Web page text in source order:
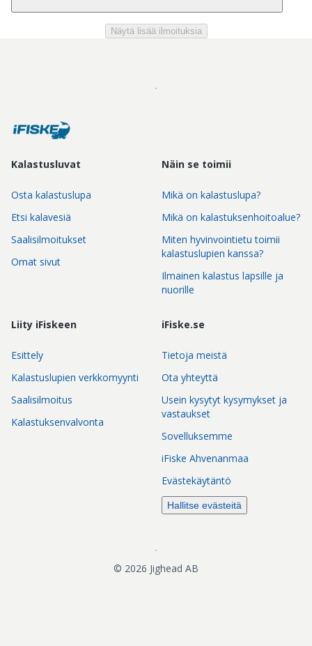
Näytä lisää ilmoituksia
Kalastusluvat
Osta kalastuslupa
Etsi kalavesiä
Saalisilmoitukset
Omat sivut
Näin se toimii
Mikä on kalastuslupa?
Mikä on kalastuksenhoitoalue?
Miten hyvinvointietu toimii
kalastuslupien kanssa?
Ilmainen kalastus lapsille ja
nuorille
Liity iFiskeen
Esittely
Kalastuslupien verkkomyynti
Saalisilmoitus
Kalastuksenvalvonta
iFiske.se
Tietoja meistä
Ota yhteyttä
Usein kysytyt kysymykset ja
vastaukset
Sovelluksemme
iFiske Ahvenanmaa
Evästekäytäntö
Hallitse evästeitä
© 2026 Jighead AB